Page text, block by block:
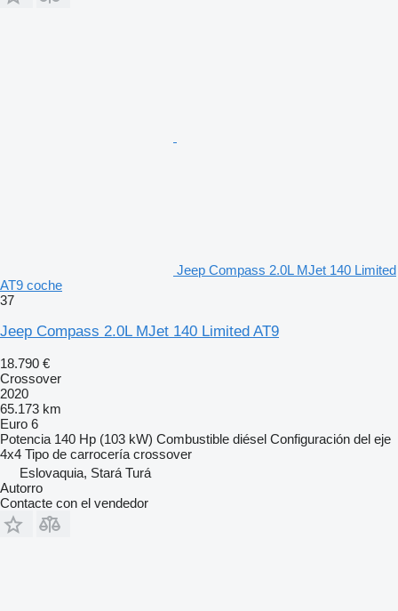
Jeep Compass 2.0L MJet 140 Limited
AT9 coche
37
Jeep Compass 2.0L MJet 140 Limited AT9
18.790 €
Crossover
2020
65.173 km
Euro 6
Potencia 140 Hp (103 kW) Combustible diésel Configuración del eje
4x4 Tipo de carrocería crossover
Eslovaquia, Stará Turá
Autorro
Contacte con el vendedor